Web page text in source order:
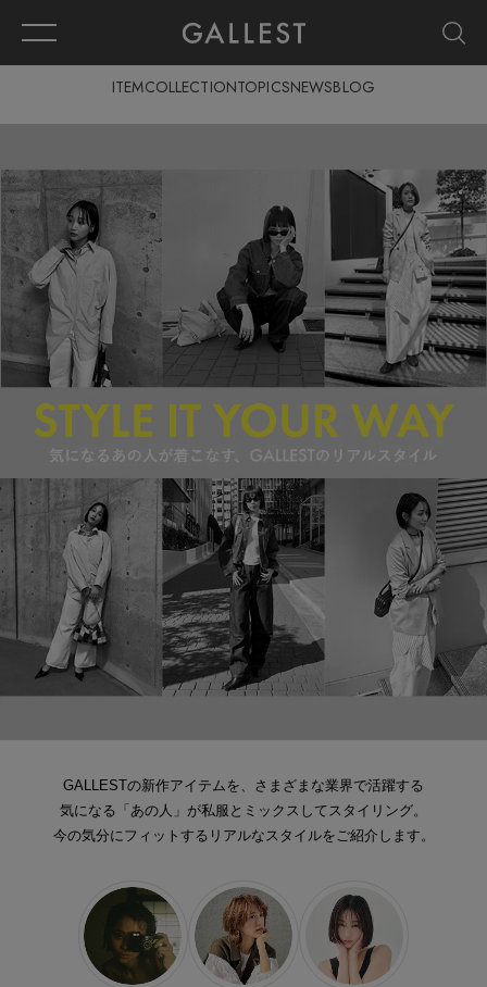
ITEMCOLLECTIONTOPICSNEWSBLOG
GALLESTの新作アイテムを、さまざまな業界で活躍する
気になる「あの人」が私服とミックスしてスタイリング。
今の気分にフィットするリアルなスタイルをご紹介します。